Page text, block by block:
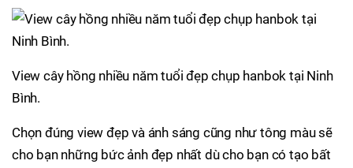
View cây hồng nhiều năm tuổi đẹp chụp hanbok tại Ninh
Bình.
Chọn đúng view đẹp và ánh sáng cũng như tông màu sẽ
cho bạn những bức ảnh đẹp nhất dù cho bạn có tạo bất